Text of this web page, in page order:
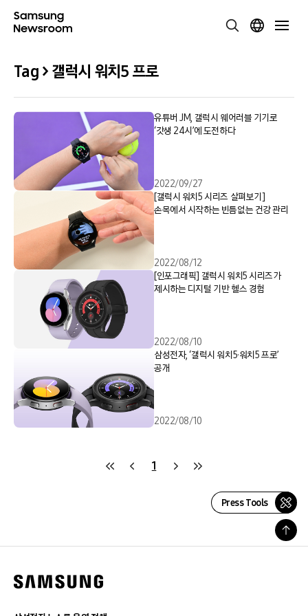
Tag > 갤럭시 워치5 프로
유튜버 JM, 갤럭시 웨어러블 기기로
‘갓생 24시’에 도전하다
2022/09/27
[갤럭시 워치5 시리즈 살펴보기]
손목에서 시작하는 빈틈없는 건강 관리
2022/08/12
[인포그래픽] 갤럭시 워치5 시리즈가
제시하는 디지털 기반 헬스 경험
2022/08/10
삼성전자, ‘갤럭시 워치5·워치5 프로’
공개
2022/08/10
1
Press Tools